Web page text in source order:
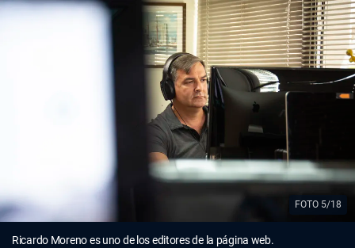
FOTO 5/18
Ricardo Moreno es uno de los editores de la página web.